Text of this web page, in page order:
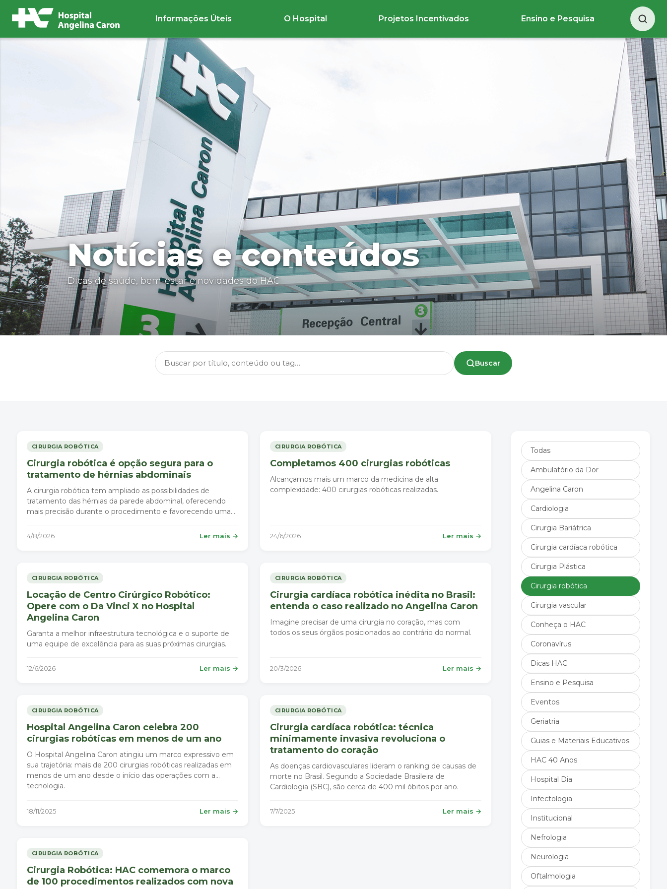
Informações Úteis O Hospital Projetos Incentivados Ensino e Pesquisa
Buscar no site
Notícias e conteúdos
Dicas de saúde, bem-estar e novidades do HAC
Buscar
CIRURGIA ROBÓTICA
Cirurgia robótica é opção segura para o
tratamento de hérnias abdominais
A cirurgia robótica tem ampliado as possibilidades de
tratamento das hérnias da parede abdominal, oferecendo
mais precisão durante o procedimento e favorecendo uma
4/8/2026 Ler mais →
CIRURGIA ROBÓTICA
Completamos 400 cirurgias robóticas
Alcançamos mais um marco da medicina de alta
complexidade: 400 cirurgias robóticas realizadas.
24/6/2026 Ler mais →
CIRURGIA ROBÓTICA
Locação de Centro Cirúrgico Robótico:
Opere com o Da Vinci X no Hospital
Angelina Caron
Garanta a melhor infraestrutura tecnológica e o suporte de
uma equipe de excelência para as suas próximas cirurgias.
12/6/2026 Ler mais →
CIRURGIA ROBÓTICA
Cirurgia cardíaca robótica inédita no Brasil:
entenda o caso realizado no Angelina Caron
Imagine precisar de uma cirurgia no coração, mas com
todos os seus órgãos posicionados ao contrário do normal.
20/3/2026 Ler mais →
CIRURGIA ROBÓTICA
Hospital Angelina Caron celebra 200
cirurgias robóticas em menos de um ano
O Hospital Angelina Caron atingiu um marco expressivo em
sua trajetória: mais de 200 cirurgias robóticas realizadas em
menos de um ano desde o início das operações com a
tecnologia.
18/11/2025 Ler mais →
CIRURGIA ROBÓTICA
Cirurgia cardíaca robótica: técnica
minimamente invasiva revoluciona o
tratamento do coração
As doenças cardiovasculares lideram o ranking de causas de
morte no Brasil. Segundo a Sociedade Brasileira de
Cardiologia (SBC), são cerca de 400 mil óbitos por ano.
7/7/2025 Ler mais →
CIRURGIA ROBÓTICA
Cirurgia Robótica: HAC comemora o marco
de 100 procedimentos realizados com nova
Todas
Ambulatório da Dor
Angelina Caron
Cardiologia
Cirurgia Bariátrica
Cirurgia cardíaca robótica
Cirurgia Plástica
Cirurgia robótica
Cirurgia vascular
Conheça o HAC
Coronavírus
Dicas HAC
Ensino e Pesquisa
Eventos
Geriatria
Guias e Materiais Educativos
HAC 40 Anos
Hospital Dia
Infectologia
Institucional
Nefrologia
Neurologia
Oftalmologia